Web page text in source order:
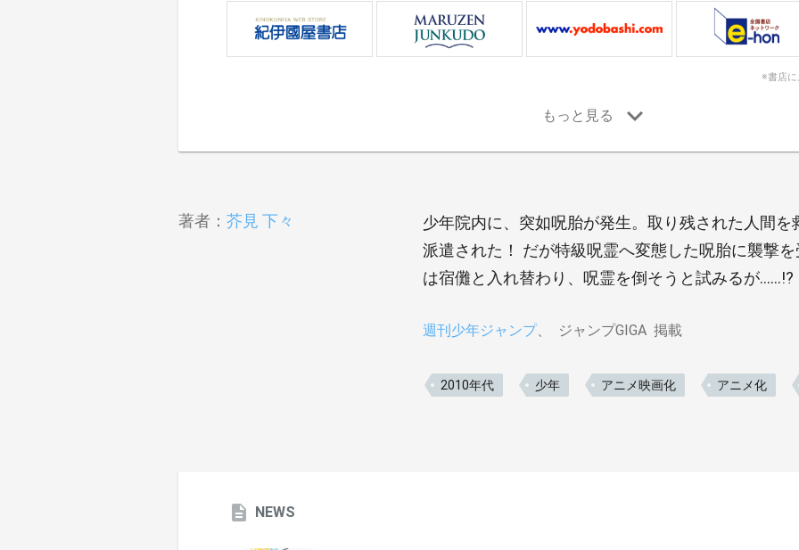
※書店に
著者： 芥見 下々
少年院内に、突如呪胎が発生。取り残された人間
派遣された！ だが特級呪霊へ変態した呪胎に襲撃
は宿儺と入れ替わり、呪霊を倒そうと試みるが……!?
週刊少年ジャンプ ジャンプGIGA 掲載
2010年代 少年 アニメ映画化 アニメ化
NEWS